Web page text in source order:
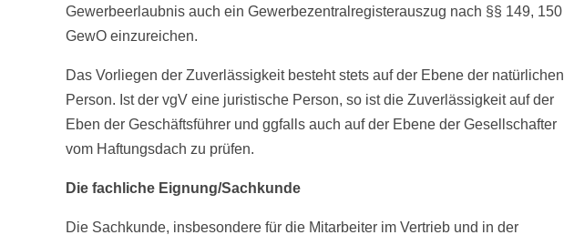
Gewerbeerlaubnis auch ein Gewerbezentralregisterauszug nach §§ 149, 150
GewO einzureichen.
Das Vorliegen der Zuverlässigkeit besteht stets auf der Ebene der natürlichen
Person. Ist der vgV eine juristische Person, so ist die Zuverlässigkeit auf der
Eben der Geschäftsführer und ggfalls auch auf der Ebene der Gesellschafter
vom Haftungsdach zu prüfen.
Die fachliche Eignung/Sachkunde
Die Sachkunde, insbesondere für die Mitarbeiter im Vertrieb und in der